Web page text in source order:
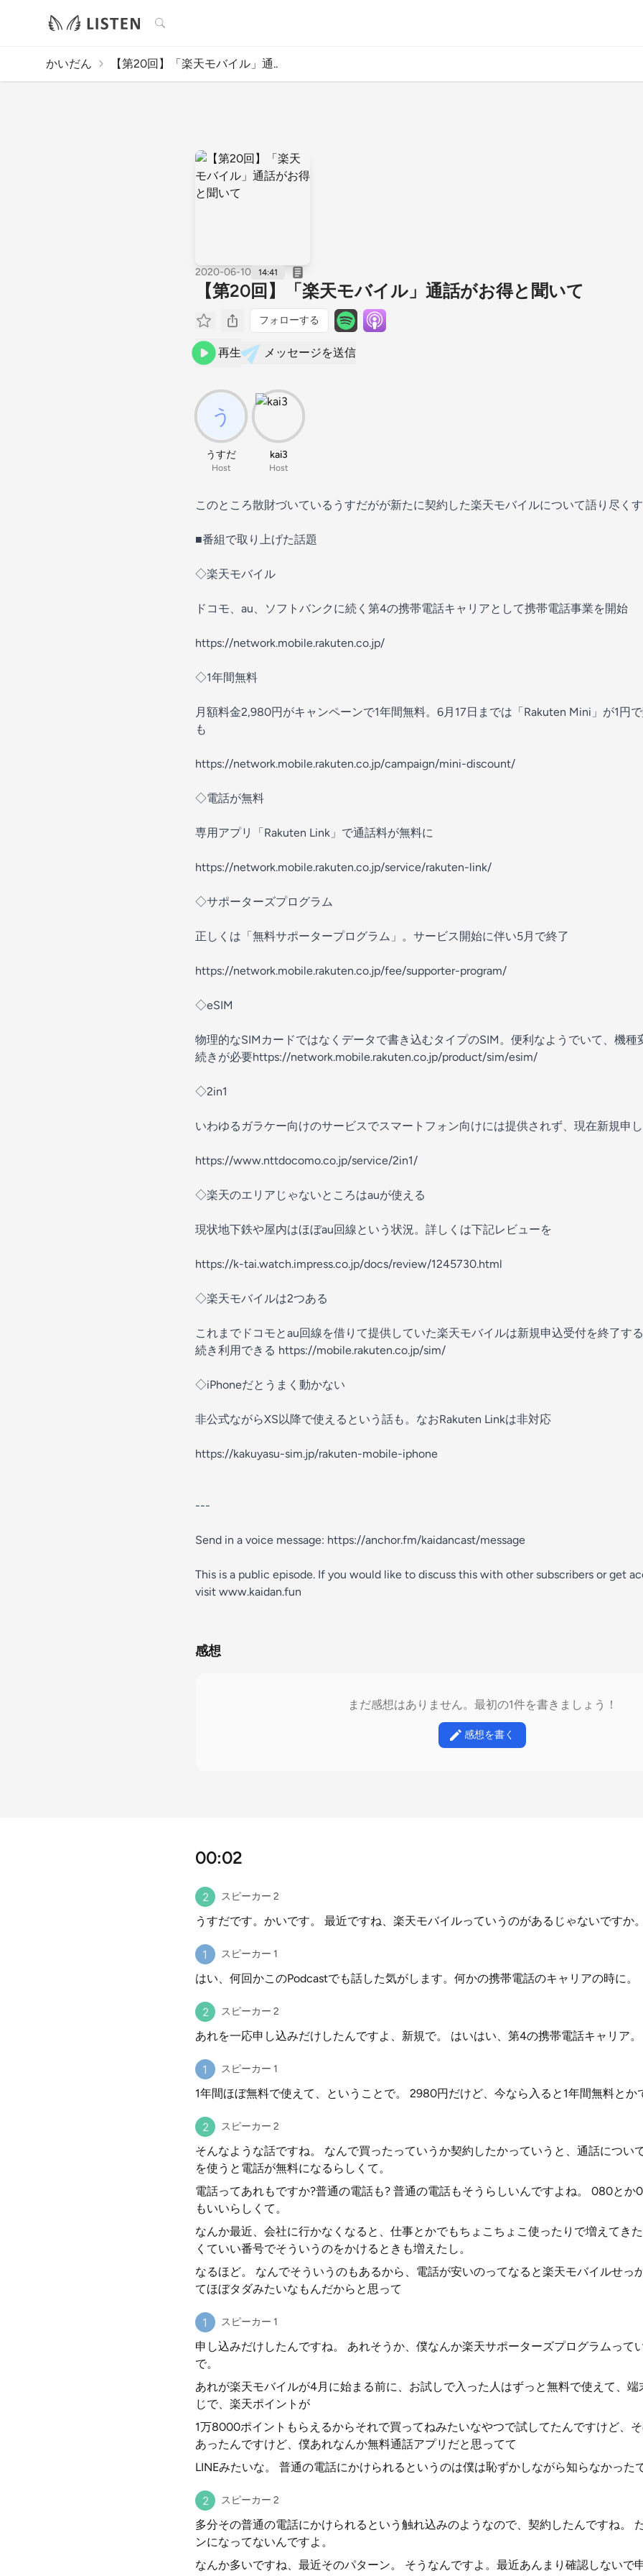
検索
かいだん 【第20回】「楽天モバイル」通..
2020-06-10 14:41
【第20回】「楽天モバイル」通話がお得と聞いて
フォローする
再生 メッセージを送信
うすだ
Host
kai3
Host
このところ散財づいているうすだがが新たに契約した楽天モバイルについて語り尽く
■番組で取り上げた話題
◇楽天モバイル
ドコモ、au、ソフトバンクに続く第4の携帯電話キャリアとして携帯電話事業を開始
https://network.mobile.rakuten.co.jp/
◇1年間無料
月額料金2,980円がキャンペーンで1年間無料。6月17日までは「Rakuten Mini」が1円
も
https://network.mobile.rakuten.co.jp/campaign/mini-discount/
◇電話が無料
専用アプリ「Rakuten Link」で通話料が無料に
https://network.mobile.rakuten.co.jp/service/rakuten-link/
◇サポーターズプログラム
正しくは「無料サポータープログラム」。サービス開始に伴い5月で終了
https://network.mobile.rakuten.co.jp/fee/supporter-program/
◇eSIM
物理的なSIMカードではなくデータで書き込むタイプのSIM。便利なようでいて、機種
続きが必要https://network.mobile.rakuten.co.jp/product/sim/esim/
◇2in1
いわゆるガラケー向けのサービスでスマートフォン向けには提供されず、現在新規申
https://www.nttdocomo.co.jp/service/2in1/
◇楽天のエリアじゃないところはauが使える
現状地下鉄や屋内はほぼau回線という状況。詳しくは下記レビューを
https://k-tai.watch.impress.co.jp/docs/review/1245730.html
◇楽天モバイルは2つある
これまでドコモとau回線を借りて提供していた楽天モバイルは新規申込受付を終了す
続き利用できる https://mobile.rakuten.co.jp/sim/
◇iPhoneだとうまく動かない
非公式ながらXS以降で使えるという話も。なおRakuten Linkは非対応
https://kakuyasu-sim.jp/rakuten-mobile-iphone
---
Send in a voice message: https://anchor.fm/kaidancast/message
This is a public episode. If you would like to discuss this with other subscribers or get
visit www.kaidan.fun
感想
まだ感想はありません。最初の1件を書きましょう！
感想を書く
00:02
スピーカー 2
うすだです。かいです。 最近ですね、楽天モバイルっていうのがあるじゃないですか
スピーカー 1
はい、何回かこのPodcastでも話した気がします。何かの携帯電話のキャリアの時に。
スピーカー 2
あれを一応申し込みだけしたんですよ、新規で。 はいはい、第4の携帯電話キャリア。
スピーカー 1
1年間ほぼ無料で使えて、ということで。 2980円だけど、今なら入ると1年間無料とか
スピーカー 2
そんなような話ですね。 なんで買ったっていうか契約したかっていうと、通話につい
を使うと電話が無料になるらしくて。
電話ってあれもですか?普通の電話も? 普通の電話もそうらしいんですよね。 080とか
もいいらしくて。
なんか最近、会社に行かなくなると、仕事とかでもちょこちょこ使ったりで増えてき
くていい番号でそういうのをかけるときも増えたし。
なるほど。 なんでそういうのもあるから、電話が安いのってなると楽天モバイルせっ
てほぼタダみたいなもんだからと思って
スピーカー 1
申し込みだけしたんですね。 あれそうか、僕なんか楽天サポーターズプログラムって
で。
あれが楽天モバイルが4月に始まる前に、お試しで入った人はずっと無料で使えて、
じで、楽天ポイントが
1万8000ポイントもらえるからそれで買ってねみたいなやつで試してたんですけど、
あったんですけど、僕あれなんか無料通話アプリだと思ってて
LINEみたいな。 普通の電話にかけられるというのは僕は恥ずかしながら知らなかった
スピーカー 2
多分その普通の電話にかけられるという触れ込みのようなので、契約したんですね。
ンになってないんですよ。
なんか多いですね、最近そのパターン。 そうなんですよ。最近あんまり確認しないで